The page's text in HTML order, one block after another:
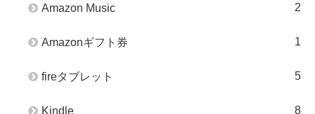
Amazon Music 2
Amazonギフト券 1
fireタブレット 5
Kindle 8